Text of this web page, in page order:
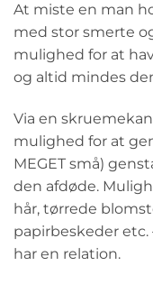
At miste en man
med stor smerte
mulighed for at
og altid mindes
Via en
mulighed for at
MEGET små)
den afdøde.
hår, tørrede
papirbeskeder
har en relation.